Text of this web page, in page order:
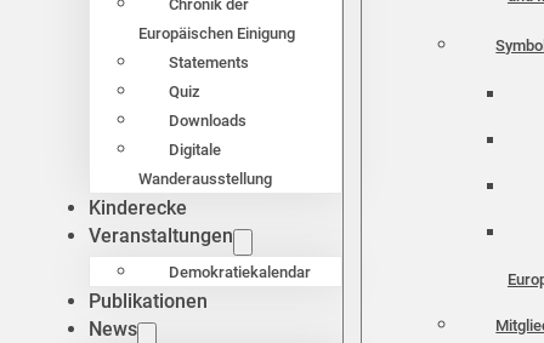
Chronik der
Europäischen Einigung
Statements
Quiz
Downloads
Digitale
Wanderausstellung
Kinderecke
Veranstaltungen
Demokratiekalendar
Publikationen
News